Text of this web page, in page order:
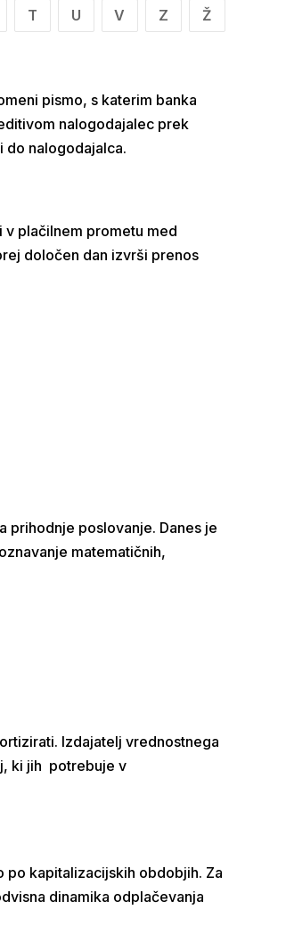
T U V Z Ž
pismo, s katerim banka
nalogodajalec prek
do nalogodajalca.
v plačilnem prometu med
določen dan izvrši prenos
prihodnje poslovanje. Danes je
matematičnih,
Izdajatelj vrednostnega
ki jih potrebuje v
kapitalizacijskih obdobjih. Za
dinamika odplačevanja